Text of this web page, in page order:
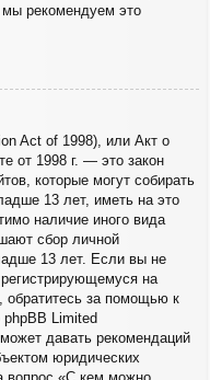
мы рекомендуем это
Act of 1998), или Акт о
от 1998 г. — это закон
которые могут собирать
13 лет, иметь на это
наличие иного вида
сбор личной
13 лет. Если вы не
на
обратитесь за помощью к
phpBB Limited
давать рекомендаций
юридических